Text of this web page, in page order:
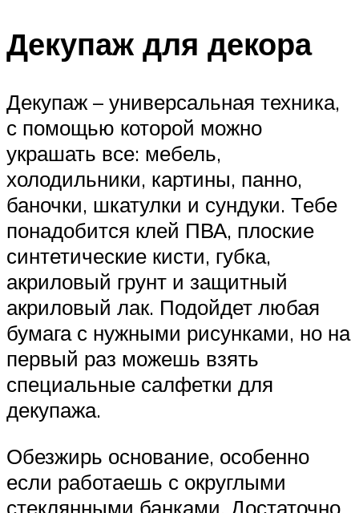
Декупаж для декора
Декупаж – универсальная техника,
с помощью которой можно
украшать все: мебель,
холодильники, картины, панно,
баночки, шкатулки и сундуки. Тебе
понадобится клей ПВА, плоские
синтетические кисти, губка,
акриловый грунт и защитный
акриловый лак. Подойдет любая
бумага с нужными рисунками, но на
первый раз можешь взять
специальные салфетки для
декупажа.
Обезжирь основание, особенно
если работаешь с округлыми
стеклянными банками. Достаточно